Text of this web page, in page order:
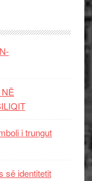
i trungut
së identitetit